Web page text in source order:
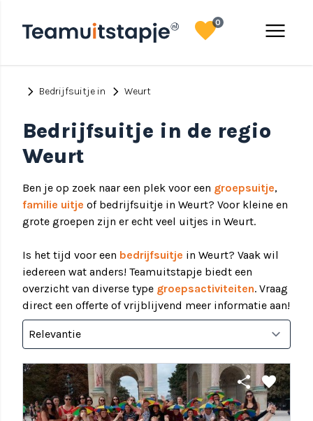
menu
favorite0
chevron_right Bedrijfsuitje in chevron_right Weurt
Bedrijfsuitje in de regio
Weurt
Ben je op zoek naar een plek voor een groepsuitje,
familie uitje of bedrijfsuitje in Weurt? Voor kleine en
grote groepen zijn er echt veel uitjes in Weurt.
Is het tijd voor een bedrijfsuitje in Weurt? Vaak wil
iedereen wat anders! Teamuitstapje biedt een
overzicht van diverse type groepsactiviteiten. Vraag
direct een offerte of vrijblijvend meer informatie aan!
share favorite